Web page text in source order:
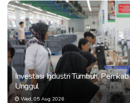
Investasi Industri Tumbuh,
Unggul
Wed, 05 Aug 2026